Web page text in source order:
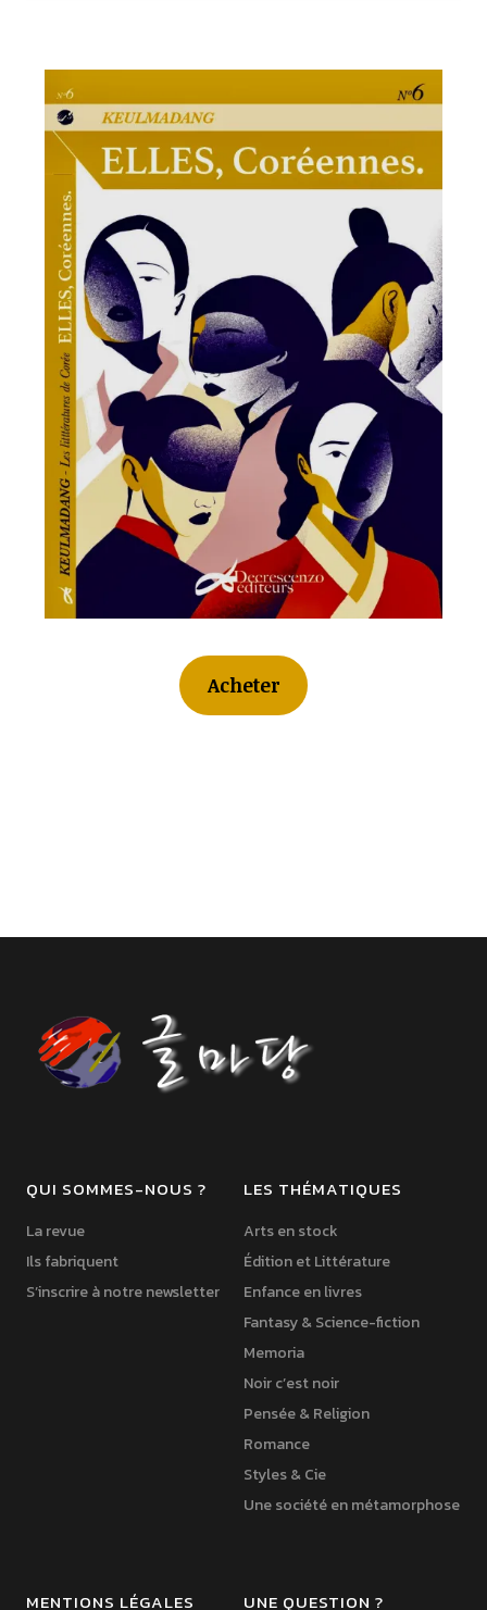
Acheter
QUI SOMMES-NOUS ?
La revue
Ils fabriquent
S’inscrire à notre newsletter
LES THÉMATIQUES
Arts en stock
Édition et Littérature
Enfance en livres
Fantasy & Science-fiction
Memoria
Noir c’est noir
Pensée & Religion
Romance
Styles & Cie
Une société en métamorphose
MENTIONS LÉGALES UNE QUESTION ?